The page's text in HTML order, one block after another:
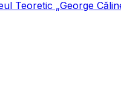
Teoretic „George